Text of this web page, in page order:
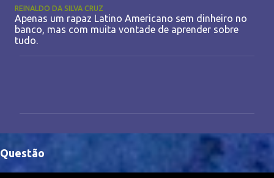
REINALDO DA SILVA CRUZ
Apenas um rapaz Latino Americano sem dinheiro no
banco, mas com muita vontade de aprender sobre
tudo.
t
Questão